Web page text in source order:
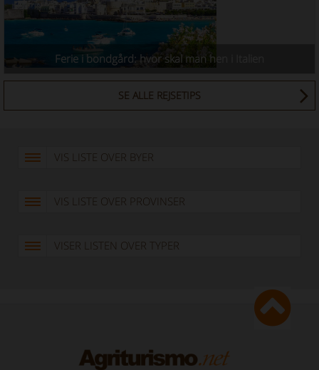
Ferie i bondgård: hvor skal man hen i Italien
SE ALLE REJSETIPS
VIS LISTE OVER BYER
VIS LISTE OVER PROVINSER
VISER LISTEN OVER TYPER